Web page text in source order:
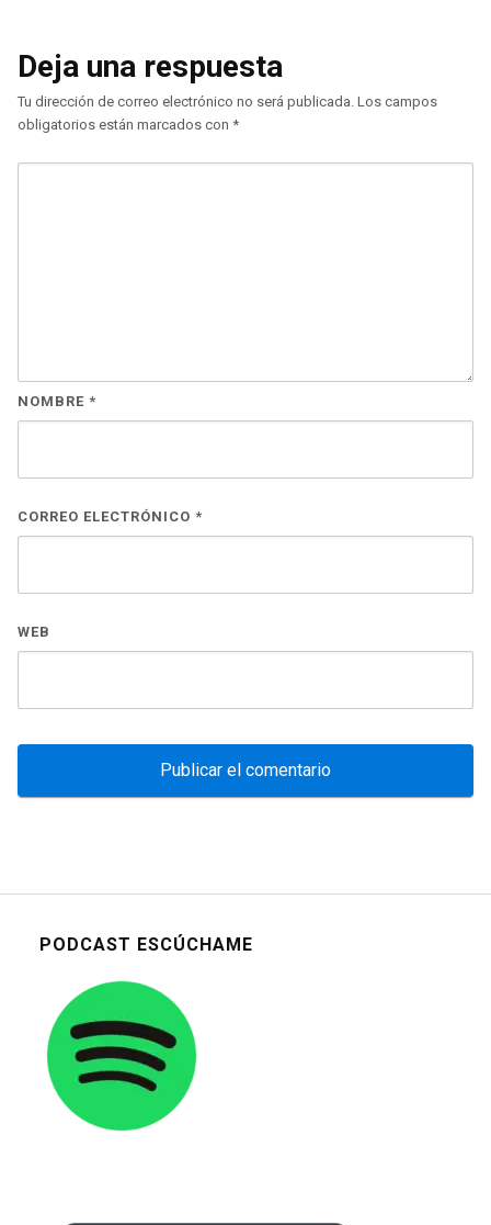
Deja una respuesta
Tu dirección de correo electrónico no será publicada. Los campos
obligatorios están marcados con *
NOMBRE *
CORREO ELECTRÓNICO *
WEB
PODCAST ESCÚCHAME